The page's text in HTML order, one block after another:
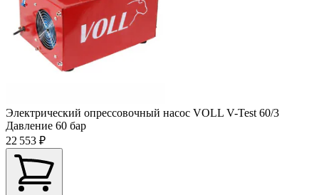
Электрический опрессовочный насос VOLL V-Test 60/3
Давление 60 бар
22 553 ₽